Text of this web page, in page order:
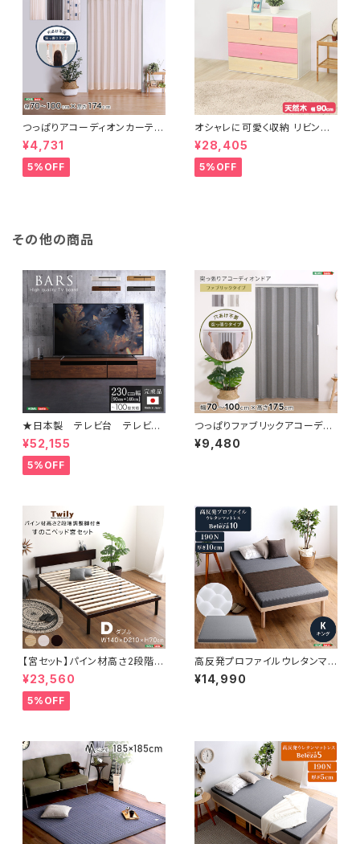
つっぱりアコーディオンカーテ
ン 100×174cm SH-16-TA
DC
¥4,731
5%OFF
オシャレに可愛く収納 リビング
用ローチェスト 4段 幅90cm
天然木（桐）日本製｜petora-
ペトラ- SH-08-PTR90
¥28,405
5%OFF
その他の商品
★日本製 テレビ台 テレビボ
ード 230cm幅 【BARS-バ
ース-】 SH-24-BR230
¥52,155
5%OFF
つっぱりファブリックアコーディ
オンドア 100×175cm SH-1
6-TFAD
¥9,480
【宮セット】パイン材高さ2段階調
整脚付きすのこベッド(ダブル)
¥23,560
5%OFF
高反発プロファイルウレタンマッ
トレス【Beleza10-ベレーザ・テ
ン-】(キング) ORM-10K
¥14,990